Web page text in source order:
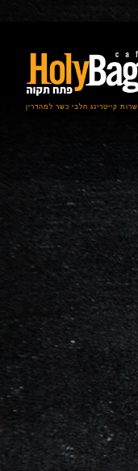
שרות קייטרינג חלבי כשר למהדרין